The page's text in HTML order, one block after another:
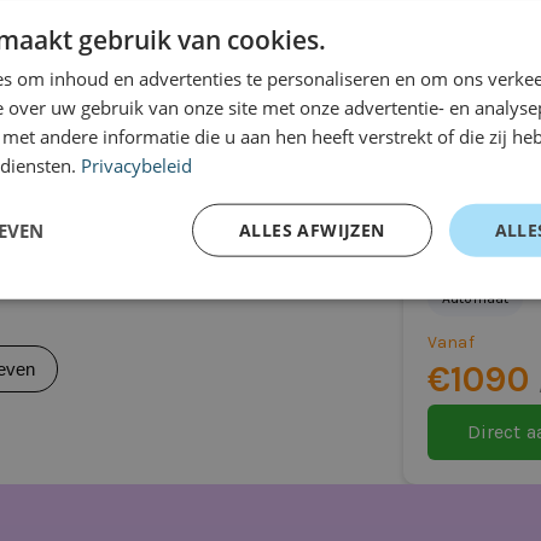
van uitvoering)
schuif-/kanteldak
Long
Prime 100
Automaat
Vanaf
€1090
Direct
gebruik van cookies.
om inhoud en advertenties te personaliseren en om ons
uw gebruik van onze site met onze advertentie- en
andere informatie die u aan hen heeft verstrekt of die zij
Privacybeleid
ALLES AFWIJZEN